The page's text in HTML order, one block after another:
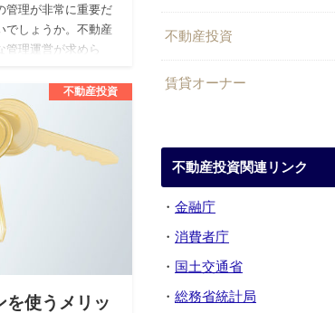
管理が非常に重要だ
でしょうか。不動産
管理運営が求めら
不動産投資
を使うメリッ
不動産投資
賃貸オーナー
不動産投資関連リンク
・ 金融庁
・ 消費者庁
・ 国土交通省
・ 総務省統計局